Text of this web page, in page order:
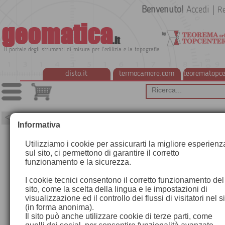
geomatica.it
Il portale degli strumenti di misura per l'edilizia e la topografia
disto.it termocamere.com
Benvenuto! Accedi
<< Contenuti & Approfondimenti
La flessibilità della scansione
laser 3D statica e mobile con
Leica BLK ARC.
Informativa
Utilizziamo i cookie per assicurarti la migliore
sul sito, ci permettono di garantire il corretto
funzionamento e la sicurezza.
I cookie tecnici consentono il corretto funzionamento del
sito, come la scelta della lingua e le impostazioni di
visualizzazione ed il controllo dei flussi di visitatori nel
(in forma anonima).
Il sito può anche utilizzare cookie di terze parti, come